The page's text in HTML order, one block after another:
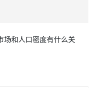
场和人口密度有什么关